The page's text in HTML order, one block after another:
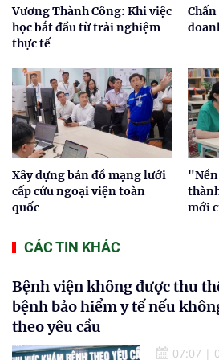
Vương Thành Công: Khi việc
học bắt đầu từ trải nghiệm
thực tế
Xây dựng bản đồ mạng lưới
cấp cứu ngoại viện toàn
quốc
mới
CÁC TIN KHÁC
Bệnh viện không được thu
bệnh bảo hiểm y tế nếu
theo yêu cầu
07:07 |